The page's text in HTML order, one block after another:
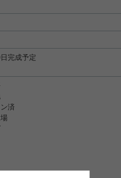
完成予定
済